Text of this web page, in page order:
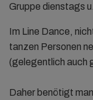
Gruppe dienstags
Im Line Dance,
tanzen Personen
(gelegentlich auch
Daher benötigt